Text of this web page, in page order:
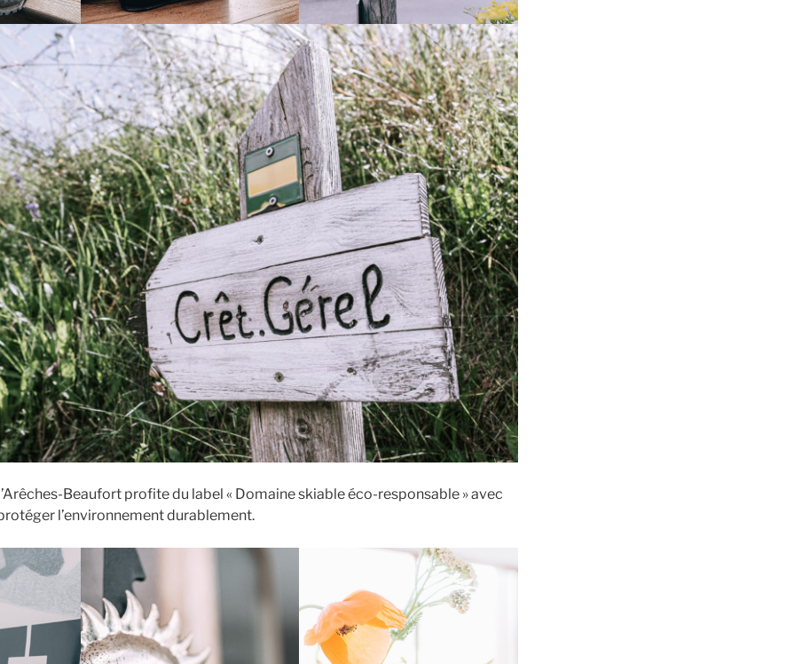
Beaufort profite du label « Domaine skiable éco-responsable » avec
l’environnement durablement.